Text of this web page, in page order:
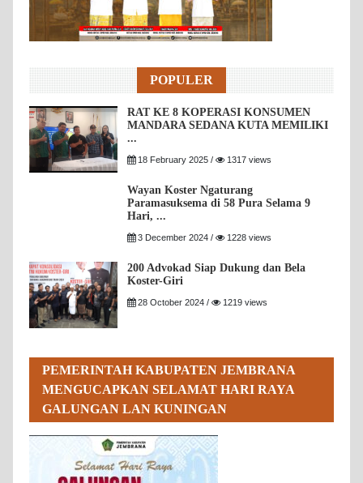
POPULER
RAT KE 8 KOPERASI KONSUMEN
MANDARA SEDANA KUTA MEMILIKI
...
18 February 2025 / 1317 views
Wayan Koster Ngaturang
Paramasuksema di 58 Pura Selama 9
Hari, ...
3 December 2024 / 1228 views
200 Advokad Siap Dukung dan Bela
Koster-Giri
28 October 2024 / 1219 views
PEMERINTAH KABUPATEN JEMBRANA
MENGUCAPKAN SELAMAT HARI RAYA
GALUNGAN LAN KUNINGAN